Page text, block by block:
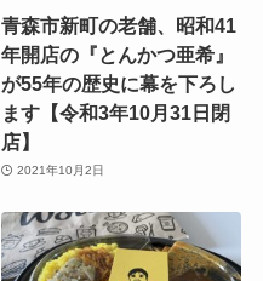
青森市新町の老舗、昭和41
年開店の『とんかつ亜希』
が55年の歴史に幕を下ろし
ます【令和3年10月31日閉
店】
2021年10月2日